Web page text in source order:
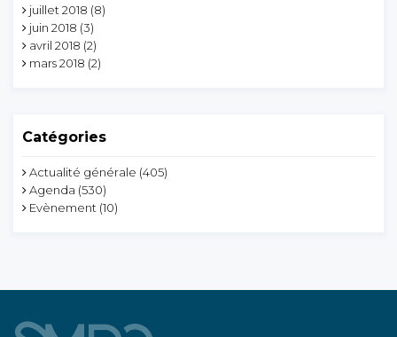
juillet 2018 (8)
juin 2018 (3)
avril 2018 (2)
mars 2018 (2)
Catégories
Actualité générale (405)
Agenda (530)
Evènement (10)